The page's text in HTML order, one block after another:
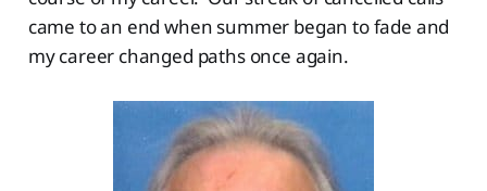
came to an end when summer began to fade and
my career changed paths once again.